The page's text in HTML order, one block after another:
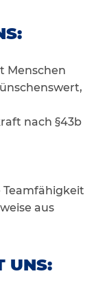
Menschen
nach §43b
Teamfähigkeit
aus
UNS: